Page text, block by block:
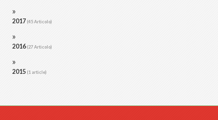
2017 (45 Articolo)
2016(27 Articolo)
2015 (1 article)